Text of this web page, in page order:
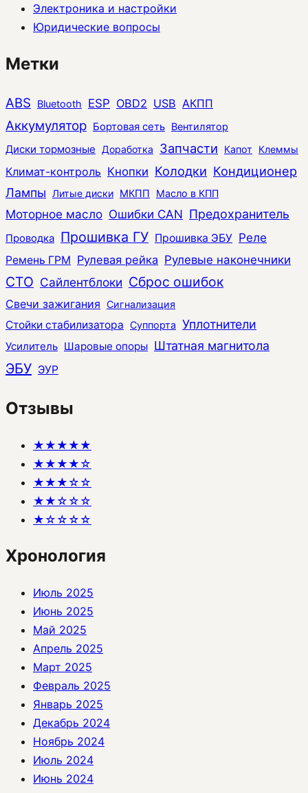
Электроника и настройки
Юридические вопросы
Метки
ABS Bluetooth ESP OBD2 USB АКПП
Аккумулятор Бортовая сеть Вентилятор
Диски тормозные Доработка Запчасти Капот Клеммы
Климат-контроль Кнопки Колодки Кондиционер
Лампы Литые диски МКПП Масло в КПП
Моторное масло Ошибки CAN Предохранитель
Проводка Прошивка ГУ Прошивка ЭБУ Реле
Ремень ГРМ Рулевая рейка Рулевые наконечники
СТО Сайлентблоки Сброс ошибок
Свечи зажигания Сигнализация
Стойки стабилизатора Суппорта Уплотнители
Усилитель Шаровые опоры Штатная магнитола
ЭБУ ЭУР
Отзывы
★★★★★
★★★★☆
★★★☆☆
★★☆☆☆
★☆☆☆☆
Хронология
Июль 2025
Июнь 2025
Май 2025
Апрель 2025
Март 2025
Февраль 2025
Январь 2025
Декабрь 2024
Ноябрь 2024
Июль 2024
Июнь 2024